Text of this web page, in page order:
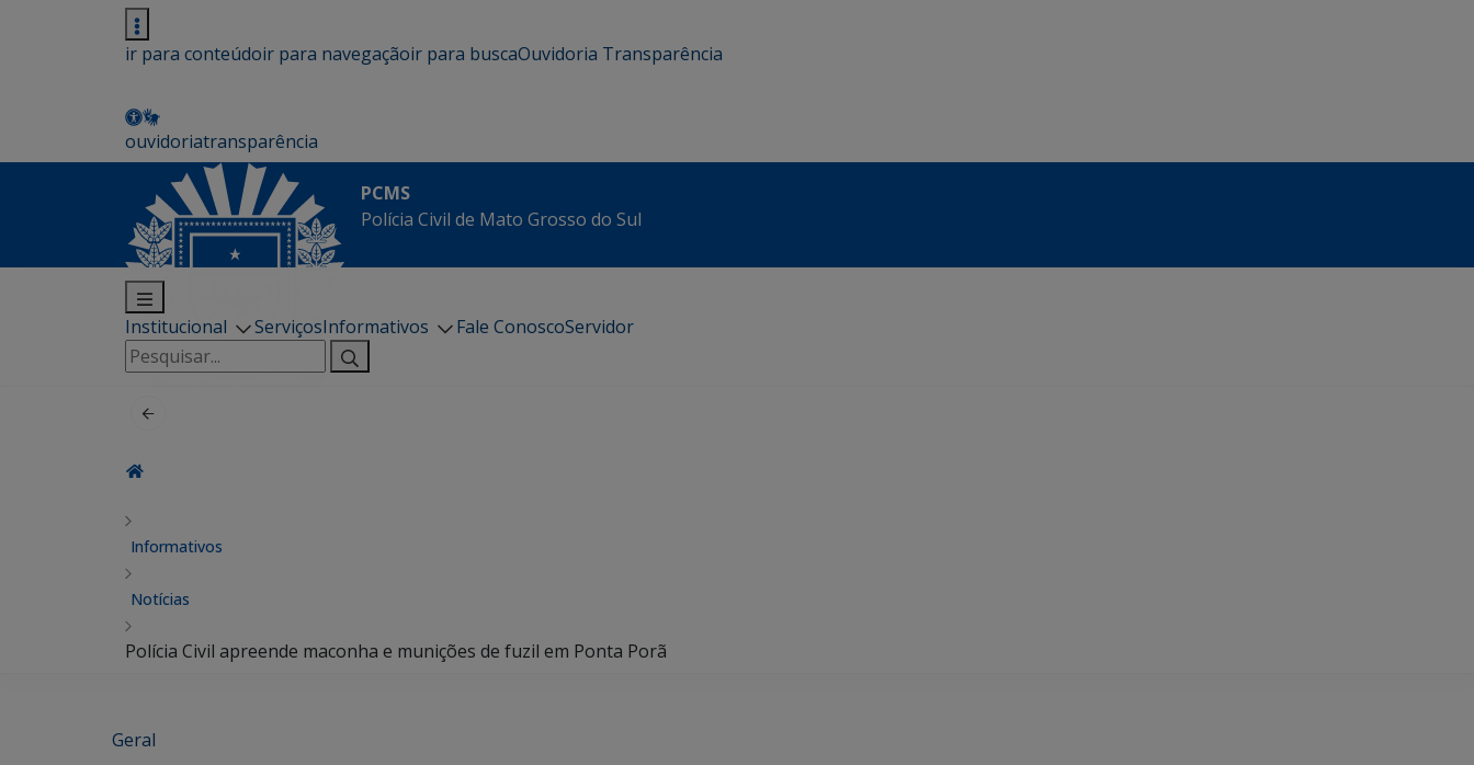
ir para conteúdoir para navegaçãoir para buscaOuvidoria Transparência
ouvidoriatransparência
PCMS
Polícia Civil de Mato Grosso do Sul
Institucional ServiçosInformativos Fale ConoscoServidor
Pesquisar
por:
Informativos
Notícias
Polícia Civil apreende maconha e munições de fuzil em Ponta Porã
Geral